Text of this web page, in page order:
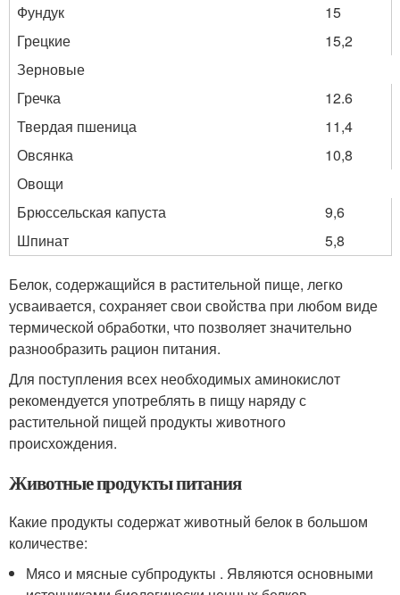
Фундук
15
Грецкие
15,2
Зерновые
Гречка
12.6
Твердая пшеница
11,4
Овсянка
10,8
Овощи
Брюссельская капуста
9,6
Шпинат
5,8
Белок, содержащийся в растительной пище, легко
усваивается, сохраняет свои свойства при любом виде
термической обработки, что позволяет значительно
разнообразить рацион питания.
Для поступления всех необходимых аминокислот
рекомендуется употреблять в пищу наряду с
растительной пищей продукты животного
происхождения.
Животные продукты питания
Какие продукты содержат животный белок в большом
количестве:
Мясо и мясные субпродукты . Являются основными